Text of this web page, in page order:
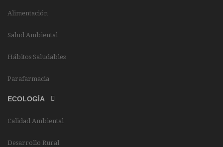
Alimentación
Salud Ambiental
Hábitos Saludables
Parafarmacia
ECOLOGÍA
Calidad Ambiental
Desarrollo Rural